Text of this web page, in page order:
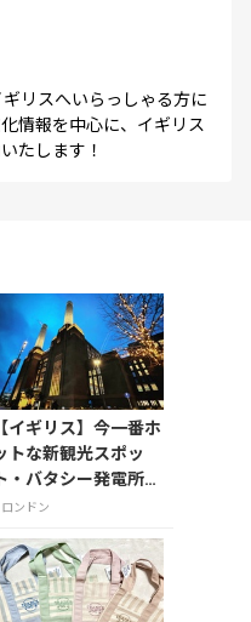
リスへいらっしゃる方に
情報を中心に、イギリス
たします！
【イギリス】今一番ホ
トな新観光スポッ
ト・バタシー発電所徹
底ガイド
ロンドン